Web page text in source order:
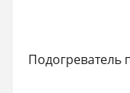
Подогреватель